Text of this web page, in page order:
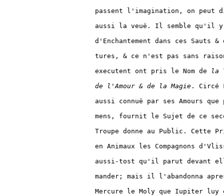
passent l'imagination, on peut
aussi la veuë. Il semble qu'il y
d'Enchantement dans ces Sauts &
tures, & ce n'est pas sans
executent ont pris le Nom de
la
de l'Amour & de la Magie . Circé
aussi connuë par ses Amours que
mens, fournit le Sujet de ce
Troupe donne au Public. Cette
en Animaux les Compagnons
aussi-tost qu'il parut devant
mander; mais il l'abandonna
Mercure le Moly que Iupiter luy